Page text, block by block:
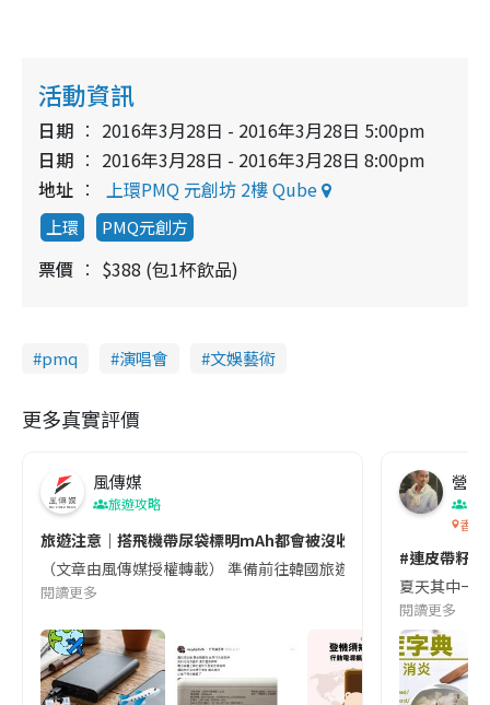
活動資訊
日期
2016年3月28日 - 2016年3月28日 5:00pm
日期
2016年3月28日 - 2016年3月28日 8:00pm
地址
上環PMQ 元創坊 2樓 Qube
上環 PMQ元創方
票價 $388 (包1杯飲品)
pmq 演唱會 文娛藝術
更多真實評價
風傳媒
旅遊攻略
旅遊注意｜搭飛機帶尿袋標明mAh都會被沒收😱出發前切記檢查
（文章由風傳媒授權轉載） 準備前往韓國旅遊的民眾，近期要
閱讀更多
營養
香港
#連皮帶籽
夏天其中一
閱讀更多